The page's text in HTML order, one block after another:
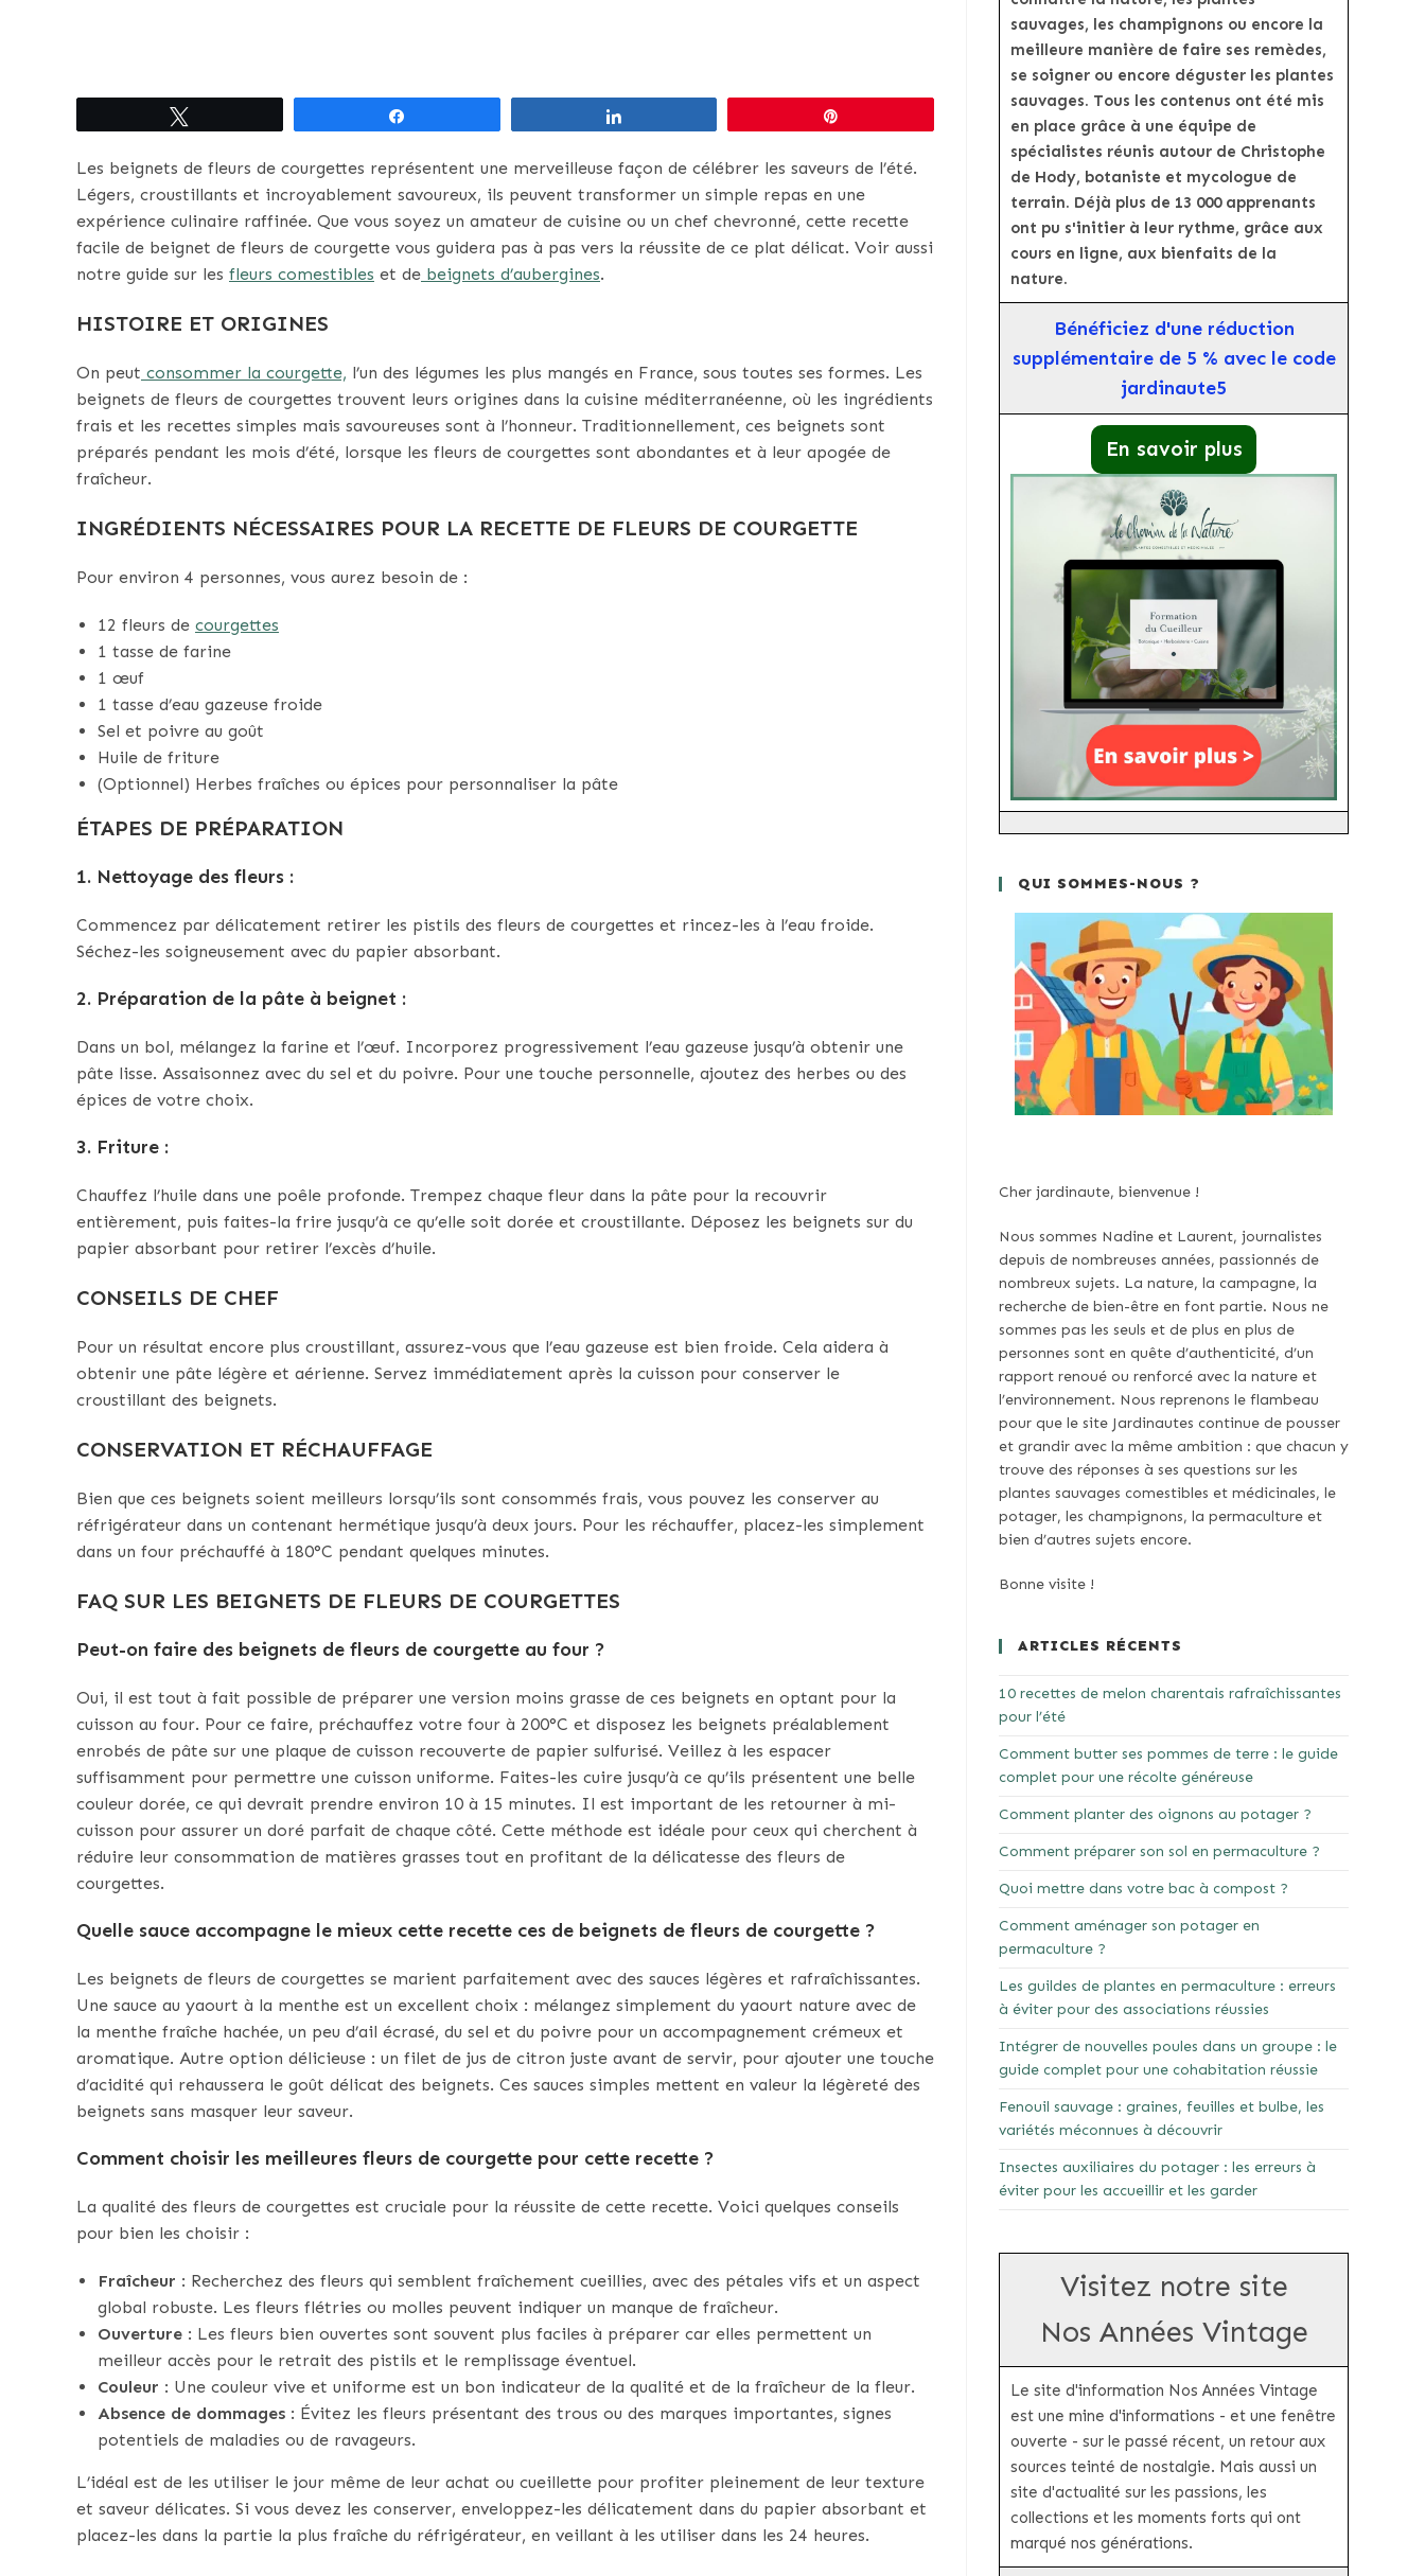
Les beignets de fleurs de courgettes représentent une merveilleuse façon de célébrer les saveurs de l’été.
Légers, croustillants et incroyablement savoureux, ils peuvent transformer un simple repas en une
expérience culinaire raffinée. Que vous soyez un amateur de cuisine ou un chef chevronné, cette recette
facile de beignet de fleurs de courgette vous guidera pas à pas vers la réussite de ce plat délicat. Voir aussi
notre guide sur les fleurs comestibles et de beignets d’aubergines.
HISTOIRE ET ORIGINES
On peut consommer la courgette, l’un des légumes les plus mangés en France, sous toutes ses formes. Les
beignets de fleurs de courgettes trouvent leurs origines dans la cuisine méditerranéenne, où les ingrédients
frais et les recettes simples mais savoureuses sont à l’honneur. Traditionnellement, ces beignets sont
préparés pendant les mois d’été, lorsque les fleurs de courgettes sont abondantes et à leur apogée de
fraîcheur.
INGRÉDIENTS NÉCESSAIRES POUR LA RECETTE DE FLEURS DE COURGETTE
Pour environ 4 personnes, vous aurez besoin de :
12 fleurs de courgettes
1 tasse de farine
1 œuf
1 tasse d’eau gazeuse froide
Sel et poivre au goût
Huile de friture
(Optionnel) Herbes fraîches ou épices pour personnaliser la pâte
ÉTAPES DE PRÉPARATION
1. Nettoyage des fleurs :
Commencez par délicatement retirer les pistils des fleurs de courgettes et rincez-les à l’eau froide.
Séchez-les soigneusement avec du papier absorbant.
2. Préparation de la pâte à beignet :
Dans un bol, mélangez la farine et l’œuf. Incorporez progressivement l’eau gazeuse jusqu’à obtenir une
pâte lisse. Assaisonnez avec du sel et du poivre. Pour une touche personnelle, ajoutez des herbes ou des
épices de votre choix.
3. Friture :
Chauffez l’huile dans une poêle profonde. Trempez chaque fleur dans la pâte pour la recouvrir
entièrement, puis faites-la frire jusqu’à ce qu’elle soit dorée et croustillante. Déposez les beignets sur du
papier absorbant pour retirer l’excès d’huile.
CONSEILS DE CHEF
Pour un résultat encore plus croustillant, assurez-vous que l’eau gazeuse est bien froide. Cela aidera à
obtenir une pâte légère et aérienne. Servez immédiatement après la cuisson pour conserver le
croustillant des beignets.
CONSERVATION ET RÉCHAUFFAGE
Bien que ces beignets soient meilleurs lorsqu’ils sont consommés frais, vous pouvez les conserver au
réfrigérateur dans un contenant hermétique jusqu’à deux jours. Pour les réchauffer, placez-les simplement
dans un four préchauffé à 180°C pendant quelques minutes.
FAQ SUR LES BEIGNETS DE FLEURS DE COURGETTES
Peut-on faire des beignets de fleurs de courgette au four ?
Oui, il est tout à fait possible de préparer une version moins grasse de ces beignets en optant pour la
cuisson au four. Pour ce faire, préchauffez votre four à 200°C et disposez les beignets préalablement
enrobés de pâte sur une plaque de cuisson recouverte de papier sulfurisé. Veillez à les espacer
suffisamment pour permettre une cuisson uniforme. Faites-les cuire jusqu’à ce qu’ils présentent une belle
couleur dorée, ce qui devrait prendre environ 10 à 15 minutes. Il est important de les retourner à mi-
cuisson pour assurer un doré parfait de chaque côté. Cette méthode est idéale pour ceux qui cherchent à
réduire leur consommation de matières grasses tout en profitant de la délicatesse des fleurs de
courgettes.
Quelle sauce accompagne le mieux cette recette ces de beignets de fleurs de courgette ?
Les beignets de fleurs de courgettes se marient parfaitement avec des sauces légères et rafraîchissantes.
Une sauce au yaourt à la menthe est un excellent choix : mélangez simplement du yaourt nature avec de
la menthe fraîche hachée, un peu d’ail écrasé, du sel et du poivre pour un accompagnement crémeux et
aromatique. Autre option délicieuse : un filet de jus de citron juste avant de servir, pour ajouter une touche
d’acidité qui rehaussera le goût délicat des beignets. Ces sauces simples mettent en valeur la légèreté des
beignets sans masquer leur saveur.
Comment choisir les meilleures fleurs de courgette pour cette recette ?
La qualité des fleurs de courgettes est cruciale pour la réussite de cette recette. Voici quelques conseils
pour bien les choisir :
Fraîcheur : Recherchez des fleurs qui semblent fraîchement cueillies, avec des pétales vifs et un aspect
global robuste. Les fleurs flétries ou molles peuvent indiquer un manque de fraîcheur.
Ouverture : Les fleurs bien ouvertes sont souvent plus faciles à préparer car elles permettent un
meilleur accès pour le retrait des pistils et le remplissage éventuel.
Couleur : Une couleur vive et uniforme est un bon indicateur de la qualité et de la fraîcheur de la fleur.
Absence de dommages : Évitez les fleurs présentant des trous ou des marques importantes, signes
potentiels de maladies ou de ravageurs.
L’idéal est de les utiliser le jour même de leur achat ou cueillette pour profiter pleinement de leur texture
et saveur délicates. Si vous devez les conserver, enveloppez-les délicatement dans du papier absorbant et
placez-les dans la partie la plus fraîche du réfrigérateur, en veillant à les utiliser dans les 24 heures.
sauvages, les champignons ou encore la
meilleure manière de faire ses remèdes,
se soigner ou encore déguster les plantes
sauvages. Tous les contenus ont été mis
en place grâce à une équipe de
spécialistes réunis autour de Christophe
de Hody, botaniste et mycologue de
terrain. Déjà plus de 13 000 apprenants
ont pu s'initier à leur rythme, grâce aux
cours en ligne, aux bienfaits de la
nature.
Bénéficiez d'une réduction
supplémentaire de 5 % avec le code
jardinaute5
En savoir plus
QUI SOMMES-NOUS ?
Cher jardinaute, bienvenue !
Nous sommes Nadine et Laurent, journalistes
depuis de nombreuses années, passionnés de
nombreux sujets. La nature, la campagne, la
recherche de bien-être en font partie. Nous ne
sommes pas les seuls et de plus en plus de
personnes sont en quête d’authenticité, d’un
rapport renoué ou renforcé avec la nature et
l’environnement. Nous reprenons le flambeau
pour que le site Jardinautes continue de pousser
et grandir avec la même ambition : que chacun y
trouve des réponses à ses questions sur les
plantes sauvages comestibles et médicinales, le
potager, les champignons, la permaculture et
bien d’autres sujets encore.
Bonne visite !
ARTICLES RÉCENTS
10 recettes de melon charentais rafraîchissantes
pour l’été
Comment butter ses pommes de terre : le guide
complet pour une récolte généreuse
Comment planter des oignons au potager ?
Comment préparer son sol en permaculture ?
Quoi mettre dans votre bac à compost ?
Comment aménager son potager en
permaculture ?
Les guildes de plantes en permaculture : erreurs
à éviter pour des associations réussies
Intégrer de nouvelles poules dans un groupe : le
guide complet pour une cohabitation réussie
Fenouil sauvage : graines, feuilles et bulbe, les
variétés méconnues à découvrir
Insectes auxiliaires du potager : les erreurs à
éviter pour les accueillir et les garder
Visitez notre site
Nos Années Vintage
Le site d'information Nos Années Vintage
est une mine d'informations - et une fenêtre
ouverte - sur le passé récent, un retour aux
sources teinté de nostalgie. Mais aussi un
site d'actualité sur les passions, les
collections et les moments forts qui ont
marqué nos générations.